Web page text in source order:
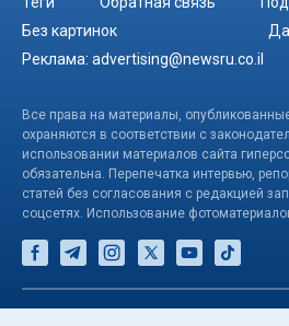
Без картинок
Реклама: advertising@newsru.co.il
Все права на материалы,
охраняются в соответствии с
использовании материалов сайта
обязательна. Перепечатка интервью,
статей без согласования с редакцией
соцсетях. Использование